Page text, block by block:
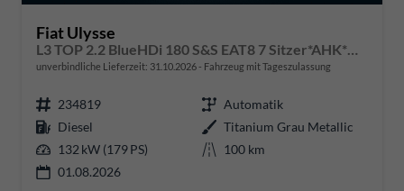
Fiat Ulysse
L3 TOP 2.2 BlueHDi 180 S&S EAT8 7 Sitzer*AHK*Navi*SHZ*Kamera*Keyless*Klimaauto*ACC
unverbindliche Lieferzeit: 31.10.2026 Fahrzeug mit Tageszulassung
234819
Automatik
Diesel
Titanium Grau Metallic
132 kW (179 PS)
100 km
01.08.2026